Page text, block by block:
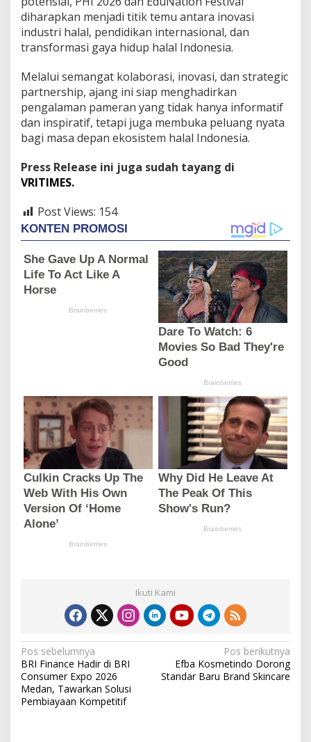
diharapkan menjadi titik temu antara inovasi
industri halal, pendidikan internasional, dan
transformasi gaya hidup halal Indonesia.
Melalui semangat kolaborasi, inovasi, dan strategic
partnership, ajang ini siap menghadirkan
pengalaman pameran yang tidak hanya informatif
dan inspiratif, tetapi juga membuka peluang nyata
bagi masa depan ekosistem halal Indonesia.
Press Release ini juga sudah tayang di
VRITIMES.
Post Views: 154
Ikuti Kami
N
a
v
i
Pos sebelumnya
BRI Finance Hadir di BRI
Consumer Expo 2026
Medan, Tawarkan Solusi
Pembiayaan Kompetitif
Pos berikutnya
Efba Kosmetindo Dorong
Standar Baru Brand Skincare